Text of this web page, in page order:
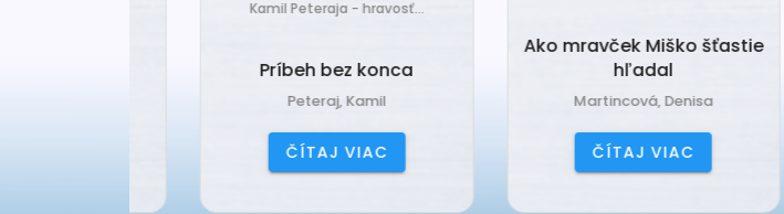
Kamil Peteraja - hravosť...
Príbeh bez konca
Peteraj, Kamil
ČÍTAJ VIAC
Ako mravček Miško šťastie
hľadal
Martincová, Denisa
ČÍTAJ VIAC